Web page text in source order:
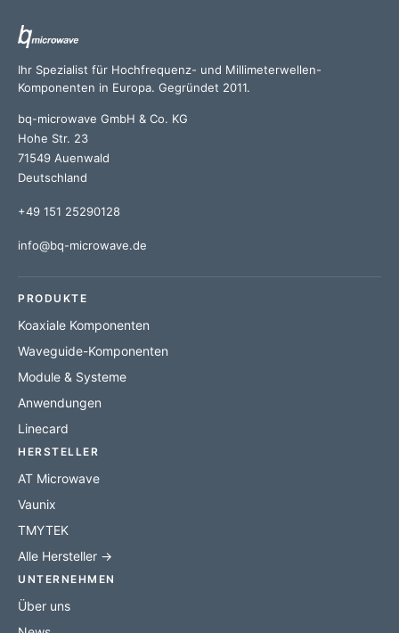
Ihr Spezialist für Hochfrequenz- und Millimeterwellen-
Komponenten in Europa. Gegründet 2011.
bq-microwave GmbH & Co. KG
Hohe Str. 23
71549 Auenwald
Deutschland
+49 151 25290128
info@bq-microwave.de
PRODUKTE
Koaxiale Komponenten
Waveguide-Komponenten
Module & Systeme
Anwendungen
Linecard
HERSTELLER
AT Microwave
Vaunix
TMYTEK
Alle Hersteller →
UNTERNEHMEN
Über uns